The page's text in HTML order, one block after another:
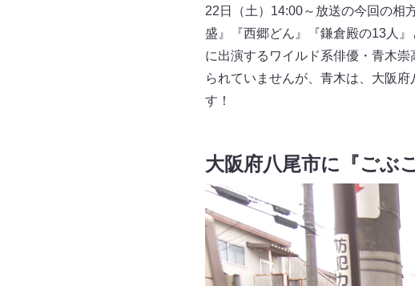
22日（土）14:00～放送の今回の相
盛』『西郷どん』『鎌倉殿の13人
に出演するワイルド系俳優・青木
られていませんが、青木は、大阪
す！
大阪府八尾市に『ごぶ